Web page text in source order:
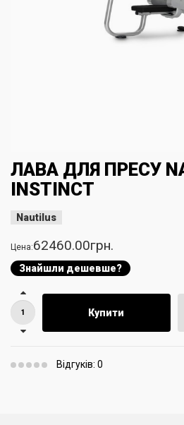
ЛАВА ДЛЯ ПРЕСУ
INSTINCT
Nautilus
Цена:62460.00грн.
Знайшли дешевше?
Купити
Відгуків: 0